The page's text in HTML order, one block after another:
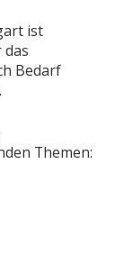
ist
Bedarf
Themen: